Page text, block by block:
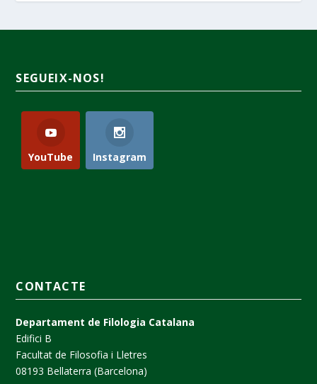
SEGUEIX-NOS!
YouTube Instagram
CONTACTE
Departament de Filologia Catalana
Edifici B
Facultat de Filosofia i Lletres
08193 Bellaterra (Barcelona)